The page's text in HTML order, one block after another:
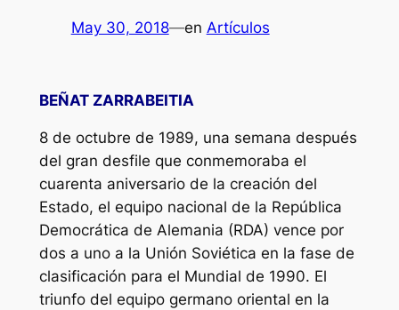
May 30, 2018—en Artículos
BEÑAT ZARRABEITIA
8 de octubre de 1989, una semana después
del gran desfile que conmemoraba el
cuarenta aniversario de la creación del
Estado, el equipo nacional de la República
Democrática de Alemania (RDA) vence por
dos a uno a la Unión Soviética en la fase de
clasificación para el Mundial de 1990. El
triunfo del equipo germano oriental en la